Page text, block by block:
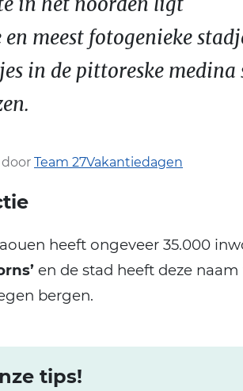
meest fotogenieke
in de pittoreske medina
Team 27Vakantiedagen
heeft ongeveer 35.000
en de stad heeft deze naam
bergen.
tips!